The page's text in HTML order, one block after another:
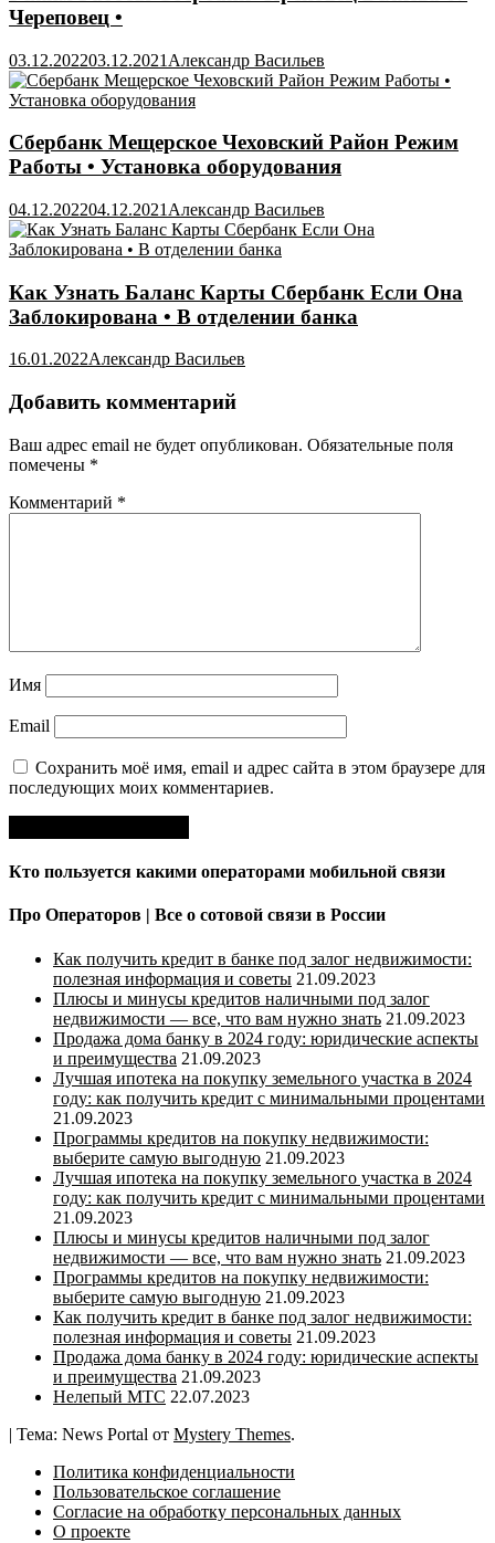
Череповец •
03.12.202203.12.2021 Александр Васильев
Сбербанк Мещерское Чеховский Район Режим
Работы • Установка оборудования
04.12.202204.12.2021 Александр Васильев
Как Узнать Баланс Карты Сбербанк Если Она
Заблокирована • В отделении банка
16.01.2022Александр Васильев
Добавить комментарий
Ваш адрес email не будет опубликован. Обязательные поля
помечены *
Комментарий *
Имя
Email
Сохранить моё имя, email и адрес сайта в этом браузере для
последующих моих комментариев.
Кто пользуется какими операторами мобильной связи
Про Операторов | Все о сотовой связи в России
Как получить кредит в банке под залог недвижимости:
полезная информация и советы 21.09.2023
Плюсы и минусы кредитов наличными под залог
недвижимости — все, что вам нужно знать 21.09.2023
Продажа дома банку в 2024 году: юридические аспекты
и преимущества 21.09.2023
Лучшая ипотека на покупку земельного участка в 2024
году: как получить кредит с минимальными процентами
21.09.2023
Программы кредитов на покупку недвижимости:
выберите самую выгодную 21.09.2023
Лучшая ипотека на покупку земельного участка в 2024
году: как получить кредит с минимальными процентами
21.09.2023
Плюсы и минусы кредитов наличными под залог
недвижимости — все, что вам нужно знать 21.09.2023
Программы кредитов на покупку недвижимости:
выберите самую выгодную 21.09.2023
Как получить кредит в банке под залог недвижимости:
полезная информация и советы 21.09.2023
Продажа дома банку в 2024 году: юридические аспекты
и преимущества 21.09.2023
Нелепый МТС 22.07.2023
| Тема: News Portal от Mystery Themes.
Политика конфиденциальности
Пользовательское соглашение
Согласие на обработку персональных данных
О проекте